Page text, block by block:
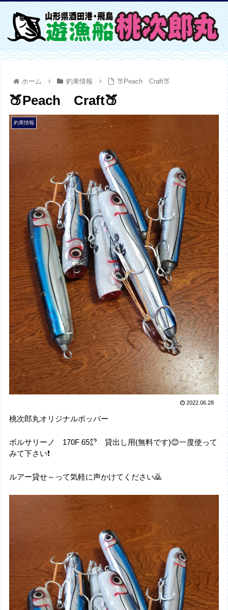
ホーム 釣果情報 🍑Peach Craft🍑
🍑Peach Craft🍑
釣果情報
2022.06.28
桃次郎丸オリジナルポッパー
ボルサリーノ 170F 65㌘ 貸出し用(無料です)😊一度使って
みて下さい❗
ルアー貸せ～って気軽に声かけてください🙇